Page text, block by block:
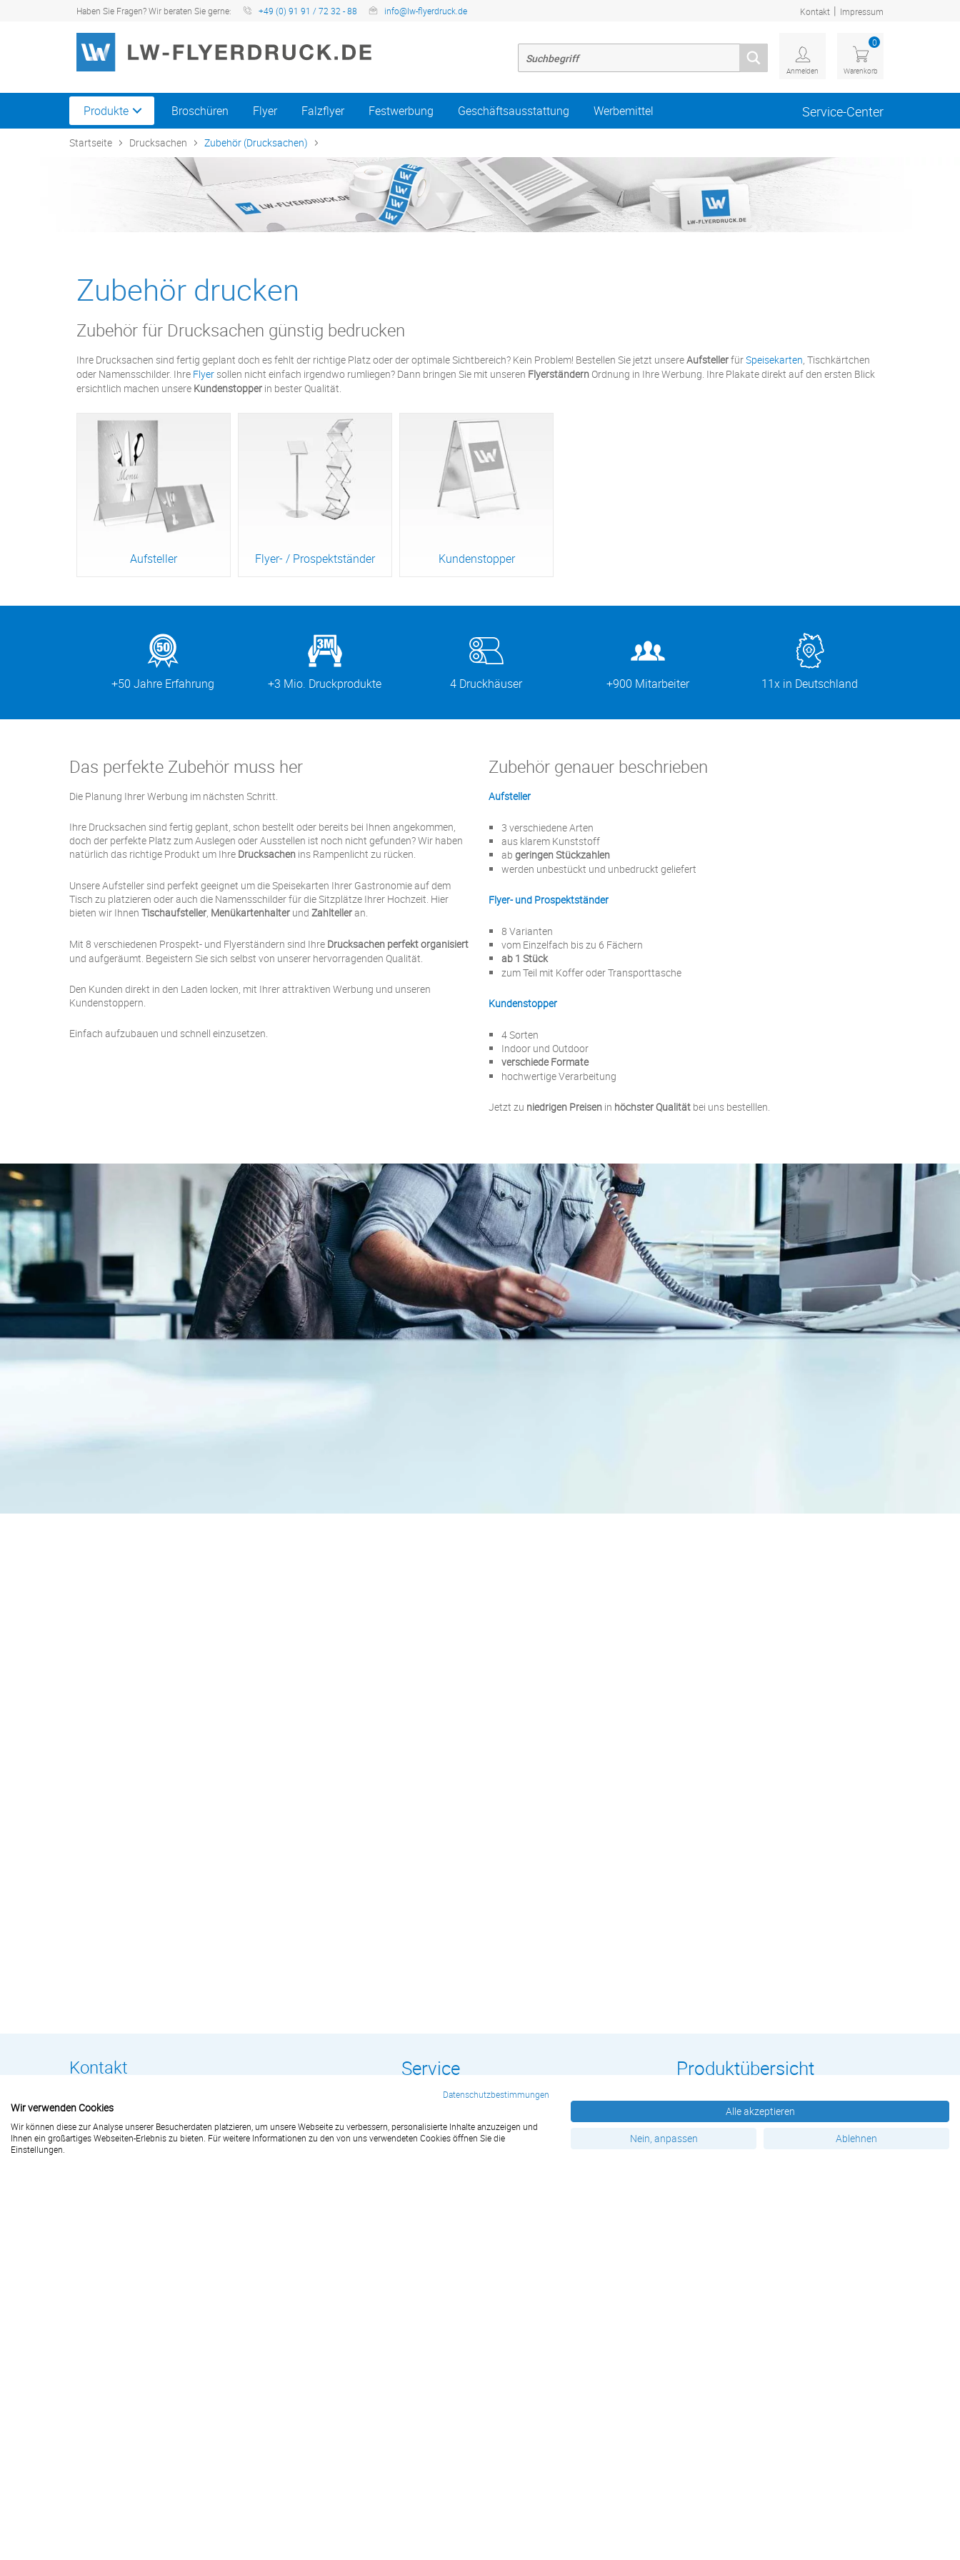
Haben Sie Fragen? Wir beraten Sie gerne: +49 (0) 91 91 / 72 32 - 88 info@lw-flyerdruck.de Kontakt | Impressum
Anmelden
0
Warenkorb
Produkte Broschüren Flyer Falzflyer Festwerbung Geschäftsausstattung Werbemittel Service-Center
Startseite Drucksachen Zubehör (Drucksachen)
Zubehör drucken
Zubehör für Drucksachen günstig bedrucken
Ihre Drucksachen sind fertig geplant doch es fehlt der richtige Platz oder der optimale Sichtbereich? Kein Problem! Bestellen Sie jetzt unsereAufstellerfürSpeisekarten, Tischkärtchen
oder Namensschilder. Ihre Flyersollen nicht einfach irgendwo rumliegen? Dann bringen Sie mit unseren Flyerständern Ordnung in Ihre Werbung. Ihre Plakate direkt auf den ersten Blick
ersichtlich machen unsere Kundenstopper in bester Qualität.
Aufsteller Flyer- / Prospektständer Kundenstopper
+50 Jahre Erfahrung +3 Mio. Druckprodukte 4 Druckhäuser +900 Mitarbeiter 11x in Deutschland
Das perfekte Zubehör muss her
Die Planung Ihrer Werbung im nächsten Schritt.
Ihre Drucksachen sind fertig geplant, schon bestellt oder bereits bei Ihnen angekommen,
doch der perfekte Platz zum Auslegen oder Ausstellen ist noch nicht gefunden? Wir haben
natürlich das richtige Produkt um Ihre Drucksachen ins Rampenlicht zu rücken.
Unsere Aufsteller sind perfekt geeignet um die Speisekarten Ihrer Gastronomie auf dem
Tisch zu platzieren oder auch die Namensschilder für die Sitzplätze Ihrer Hochzeit. Hier
bieten wir Ihnen Tischaufsteller, Menükartenhalter und Zahltelleran.
Mit 8 verschiedenen Prospekt- und Flyerständern sind Ihre Drucksachen perfekt organisiert
und aufgeräumt. Begeistern Sie sich selbst von unserer hervorragenden Qualität.
Den Kunden direkt in den Laden locken, mit Ihrer attraktiven Werbung und unseren
Kundenstoppern.
Einfach aufzubauen und schnell einzusetzen.
Zubehör genauer beschrieben
Aufsteller
3 verschiedene Arten
aus klarem Kunststoff
ab geringen Stückzahlen
werden unbestückt und unbedruckt geliefert
Flyer- und Prospektständer
8 Varianten
vom Einzelfach bis zu 6 Fächern
ab 1 Stück
zum Teil mit Koffer oder Transporttasche
Kundenstopper
4 Sorten
Indoor und Outdoor
verschiede Formate
hochwertige Verarbeitung
Jetzt zu niedrigen Preisenin höchster Qualitätbei uns bestelllen.
Kontakt
Peter-Henlein-Straße 1
Produktübersicht
TOP - Produkte
Drucksachen
Service
Kostenlose Kalendervorlagen zum Download
Datenschutzbestimmungen
Wir verwenden Cookies
Wir können diese zur Analyse unserer Besucherdaten platzieren, um unsere Webseite zu verbessern, personalisierte Inhalte anzuzeigen und
Ihnen ein großartiges Webseiten-Erlebnis zu bieten. Für weitere Informationen zu den von uns verwendeten Cookies öffnen Sie die
Einstellungen.
Alle akzeptieren
Nein, anpassen
Ablehnen